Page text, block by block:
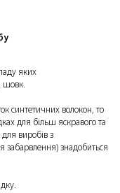
яких
шовк.
синтетичних волокон, то
для більш яскравого та
виробів з
забарвлення) знадобиться